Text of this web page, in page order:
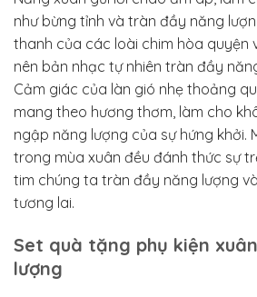
như bừng tỉnh và tràn đầy năng
thanh của các loài chim hòa quyện
nên bản nhạc tự nhiên tràn đầy
Cảm giác của làn gió nhẹ thoảng
mang theo hương thơm, làm cho
ngập năng lượng của sự hứng khởi.
trong mùa xuân đều đánh thức sự
tim chúng ta tràn đầy năng lượng
tương lai.
Set quà tặng phụ kiện
lượng